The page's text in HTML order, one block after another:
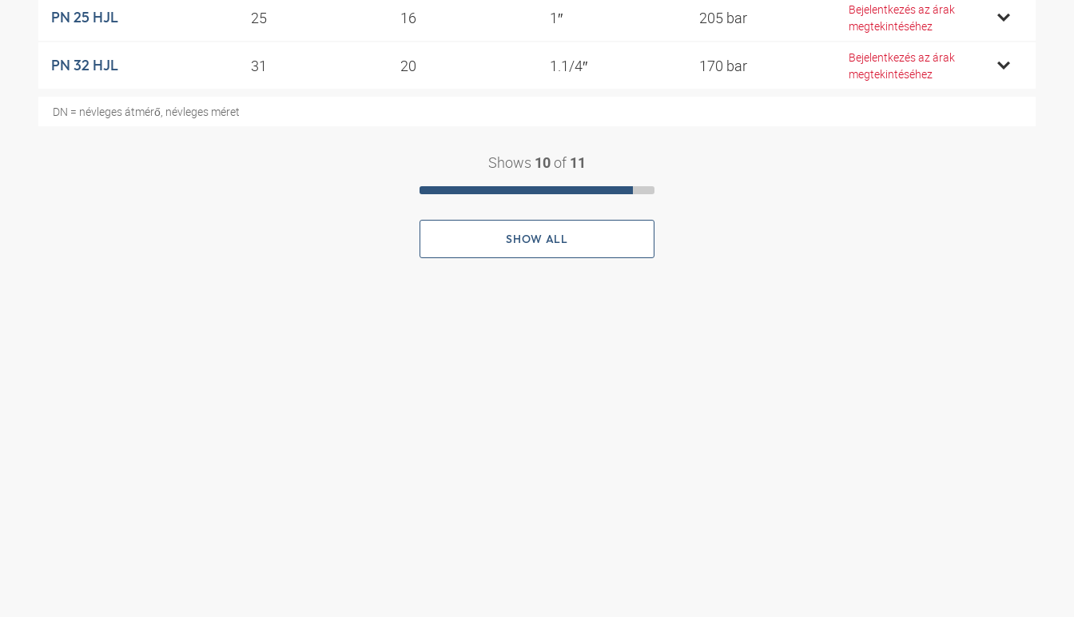
PN 25 HJL 25 16 1″ 205 bar
Bejelentkezés az árak
megtekintéséhez
PN 32 HJL 31 20 1.1/4″ 170 bar
Bejelentkezés az árak
megtekintéséhez
DN = névleges átmérő, névleges méret
Shows 10 of 11
SHOW ALL